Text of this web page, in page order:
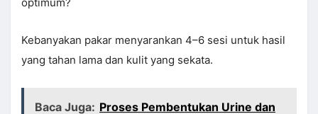
optimum?
Kebanyakan pakar menyarankan 4–6 sesi untuk hasil
yang tahan lama dan kulit yang sekata.
Baca Juga: Proses Pembentukan Urine dan